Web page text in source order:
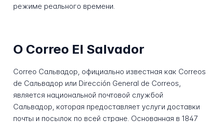
режиме реального времени.
О Correo El Salvador
Correo Сальвадор, официально известная как Correos
de Сальвадор или Dirección General de Correos,
является национальной почтовой службой
Сальвадор, которая предоставляет услуги доставки
почты и посылок по всей стране. Основанная в 1847